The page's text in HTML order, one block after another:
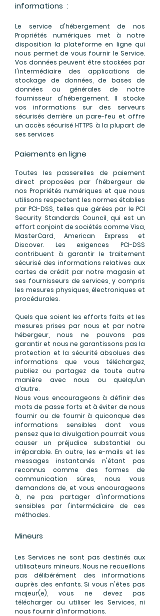
informations :
Le service d'hébergement de nos
Propriétés numériques met à notre
disposition la plateforme en ligne qui
nous permet de vous fournir le Service.
Vos données peuvent être stockées par
l'intermédiaire des applications de
stockage de données, de bases de
données ou générales de notre
fournisseur d'hébergement. Il stocke
vos informations sur des serveurs
sécurisés derrière un pare-feu et offre
un accès sécurisé HTTPS à la plupart de
ses services
Paiements en ligne
Toutes les passerelles de paiement
direct proposées par l'hébergeur de
nos Propriétés numériques et que nous
utilisons respectent les normes établies
par PCI-DSS, telles que gérées par le PCI
Security Standards Council, qui est un
effort conjoint de sociétés comme Visa,
MasterCard, American Express et
Discover. Les exigences PCI-DSS
contribuent à garantir le traitement
sécurisé des informations relatives aux
cartes de crédit par notre magasin et
ses fournisseurs de services, y compris
les mesures physiques, électroniques et
procédurales.
Quels que soient les efforts faits et les
mesures prises par nous et par notre
hébergeur, nous ne pouvons pas
garantir et nous ne garantissons pas la
protection et la sécurité absolues des
informations que vous téléchargez,
publiez ou partagez de toute autre
manière avec nous ou quelqu’un
d’autre.
Nous vous encourageons à définir des
mots de passe forts et à éviter de nous
fournir ou de fournir à quiconque des
informations sensibles dont vous
pensez que la divulgation pourrait vous
causer un préjudice substantiel ou
irréparable. En outre, les e-mails et les
messages instantanés n'étant pas
reconnus comme des formes de
communication sûres, nous vous
demandons de, et vous encourageons
à, ne pas partager d'informations
sensibles par l'intermédiaire de ces
méthodes.
Mineurs
Les Services ne sont pas destinés aux
utilisateurs mineurs. Nous ne recueillons
pas délibérément des informations
auprès des enfants. Si vous n'êtes pas
majeur(e), vous ne devez pas
télécharger ou utiliser les Services, ni
nous fournir d'informations.